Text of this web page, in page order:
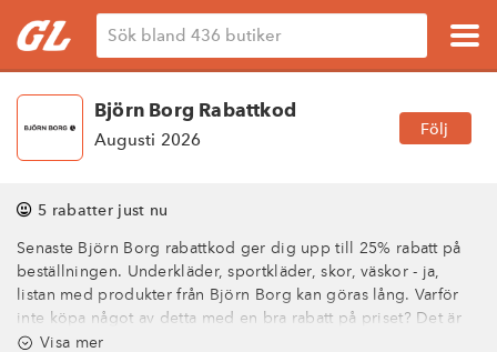
Björn Borg Rabattkod
Augusti 2026
Följ
5 rabatter just nu
Senaste Björn Borg rabattkod ger dig upp till 25% rabatt på
beställningen. Underkläder, sportkläder, skor, väskor - ja,
listan med produkter från Björn Borg kan göras lång. Varför
inte köpa något av detta med en bra rabatt på priset? Det är
möjligt om du använder de erbjudanden och rabattkoder från
Visa mer